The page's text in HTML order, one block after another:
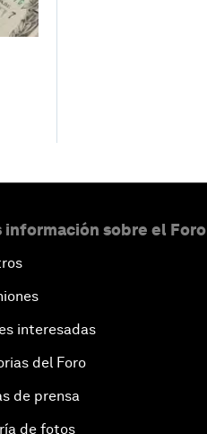
información sobre el Foro
interesadas
del Foro
de prensa
de fotos